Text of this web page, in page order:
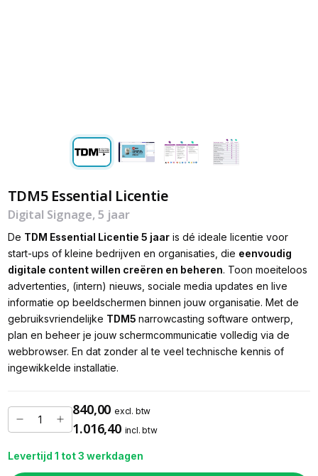
TDM5 Essential Licentie
Digital Signage, 5 jaar
De TDM Essential Licentie 5 jaaris dé ideale licentie voor
start-ups of kleine bedrijven en organisaties, die eenvoudig
digitale content willen creëren en beheren. Toon moeiteloos
advertenties, (intern) nieuws, sociale media updates en live
informatie op beeldschermen binnen jouw organisatie. Met de
gebruiksvriendelijke TDM5 narrowcasting software ontwerp,
plan en beheer je jouw schermcommunicatie volledig via de
webbrowser. En dat zonder al te veel technische kennis of
ingewikkelde installatie.
840,00 excl. btw
1.016,40 incl. btw
Levertijd 1 tot 3 werkdagen